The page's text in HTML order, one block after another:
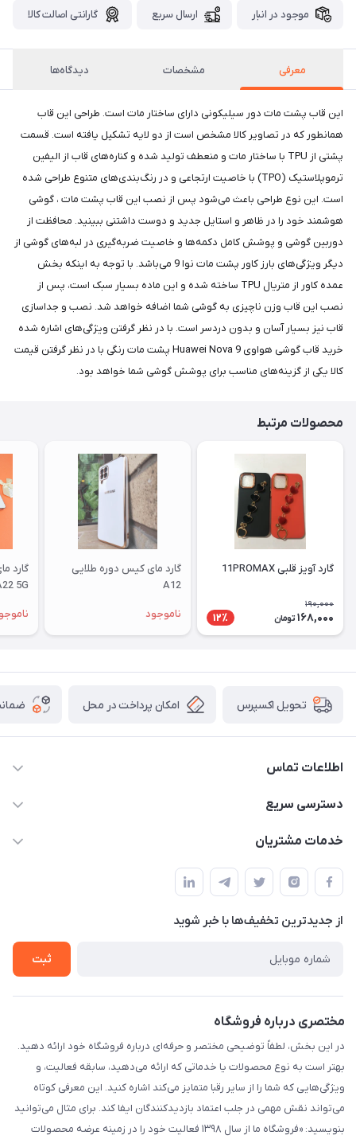
موجود در انبار ارسال سریع گارانتی اصالت کالا
معرفی مشخصات دیدگاه‌ها
این قاب پشت مات دور سیلیکونی دارای ساختار مات است. طراحی این قاب
همانطور که در تصاویر کالا مشخص است از دو لایه تشکیل یافته است. قسمت
پشتی از TPU با ساختار مات و منعطف تولید شده و کناره‌های قاب از الیفین
ترموپلاستیک (TPO) با خاصیت ارتجاعی و در رنگ‌بندی‌های متنوع طراحی شده
است. این نوع طراحی باعث می‌شود پس از نصب این قاب پشت مات ، گوشی
هوشمند خود را در ظاهر و استایل جدید و دوست داشتنی ببینید. محافظت از
دوربین گوشی و پوشش کامل دکمه‌ها و خاصیت ضربه‌گیری در لبه‌های گوشی از
دیگر ویژگی‌های بارز کاور پشت مات نوا 9 می‌باشد. با توجه به اینکه بخش
عمده کاور از متریال TPU ساخته شده و این ماده بسیار سبک است، پس از
نصب این قاب وزن ناچیزی به گوشی شما اضافه خواهد شد. نصب و جداسازی
قاب نیز بسیار آسان و بدون دردسر است. با در نظر گرفتن ویژگی‌های اشاره شده
خرید قاب گوشی هواوی Huawei Nova 9 پشت مات رنگی با در نظر گرفتن قیمت
کالا یکی از گزینه‌های مناسب برای پوشش گوشی شما خواهد بود.
محصولات مرتبط
گارد آویز قلبی 11PROMAX
190,000
168,000 تومان 12٪
گارد مای کیس دوره طلایی
A12
ناموجود
گارد
5G
تحویل اکسپرس امکان پرداخت در محل
اطلاعات تماس
09332394024-09120346631
دسترسی سریع
حساب کاربری
لیست محصولات
درباره ما
خدمات مشتریان
قوانین و مقررات
حریم خصوصی
راهنما
از جدید‌ترین تخفیف‌ها با‌ خبر شوید
ثبت
مختصری درباره فروشگاه
در این بخش، لطفاً توضیحی مختصر و حرفه‌ای درباره فروشگاه خود ارائه دهید.
بهتر است به نوع محصولات یا خدماتی که ارائه می‌دهید، سابقه فعالیت، و
ویژگی‌هایی که شما را از سایر رقبا متمایز می‌کند اشاره کنید. این معرفی کوتاه
می‌تواند نقش مهمی در جلب اعتماد بازدیدکنندگان ایفا کند. برای مثال می‌توانید
بنویسید: «فروشگاه ما از سال ۱۳۹۸ فعالیت خود را در زمینه عرضه محصولات